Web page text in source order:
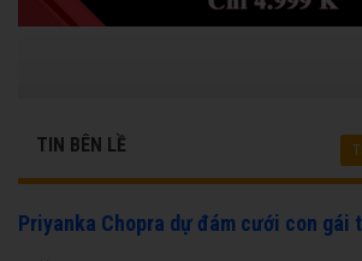
TIN BÊN LỀ
Priyanka Chopra dự đám cưới con gái